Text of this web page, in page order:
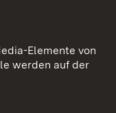
Elemente von
werden auf der